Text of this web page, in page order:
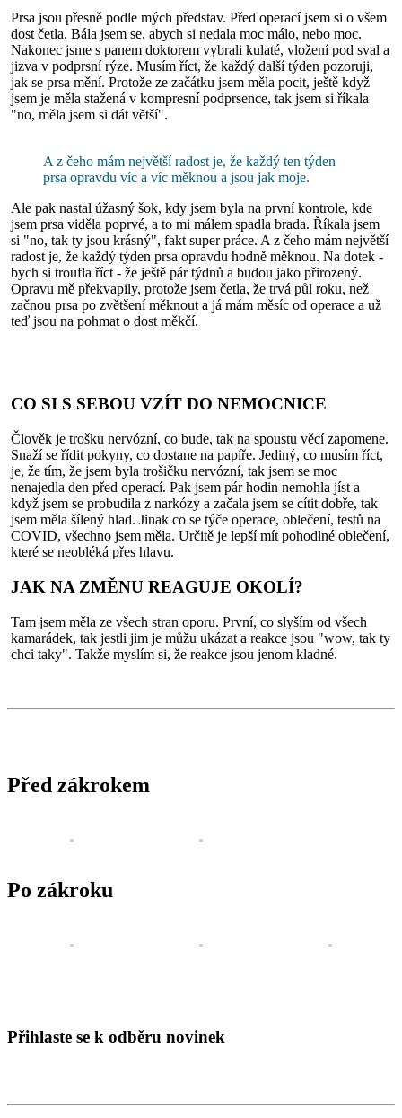
Prsa jsou přesně podle mých představ. Před operací jsem si o všem
dost četla. Bála jsem se, abych si nedala moc málo, nebo moc.
Nakonec jsme s panem doktorem vybrali kulaté, vložení pod sval a
jizva v podprsní rýze. Musím říct, že každý další týden pozoruji,
jak se prsa mění. Protože ze začátku jsem měla pocit, ještě když
jsem je měla stažená v kompresní podprsence, tak jsem si říkala
"no, měla jsem si dát větší".
A z čeho mám největší radost je, že každý ten týden
prsa opravdu víc a víc měknou a jsou jak moje.
Ale pak nastal úžasný šok, kdy jsem byla na první kontrole, kde
jsem prsa viděla poprvé, a to mi málem spadla brada. Říkala jsem
si "no, tak ty jsou krásný", fakt super práce. A z čeho mám největší
radost je, že každý týden prsa opravdu hodně měknou. Na dotek -
bych si troufla říct - že ještě pár týdnů a budou jako přirozený.
Opravu mě překvapily, protože jsem četla, že trvá půl roku, než
začnou prsa po zvětšení měknout a já mám měsíc od operace a už
teď jsou na pohmat o dost měkčí.
CO SI S SEBOU VZÍT DO NEMOCNICE
Člověk je trošku nervózní, co bude, tak na spoustu věcí zapomene.
Snaží se řídit pokyny, co dostane na papíře. Jediný, co musím říct,
je, že tím, že jsem byla trošičku nervózní, tak jsem se moc
nenajedla den před operací. Pak jsem pár hodin nemohla jíst a
když jsem se probudila z narkózy a začala jsem se cítit dobře, tak
jsem měla šílený hlad. Jinak co se týče operace, oblečení, testů na
COVID, všechno jsem měla. Určitě je lepší mít pohodlné oblečení,
které se neobléká přes hlavu.
JAK NA ZMĚNU REAGUJE OKOLÍ?
Tam jsem měla ze všech stran oporu. První, co slyším od všech
kamarádek, tak jestli jim je můžu ukázat a reakce jsou "wow, tak ty
chci taky". Takže myslím si, že reakce jsou jenom kladné.
Před zákrokem
Po zákroku
Přihlaste se k odběru novinek